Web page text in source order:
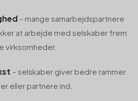
– mange samarbejdspartnere
at arbejde med selskaber frem
virksomheder.
– selskaber giver bedre rammer
eller partnere ind.